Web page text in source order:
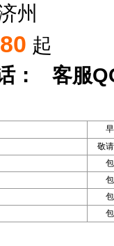
州
起
： 客服
敬